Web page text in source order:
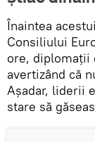
Înaintea
Consiliului
ore, diplomaţii
avertizând că
Așadar, liderii
stare să